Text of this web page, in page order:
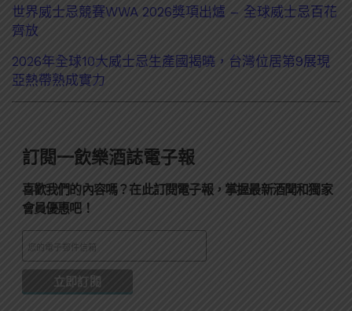
世界威士忌競賽WWA 2026獎項出爐 – 全球威士忌百花
齊放
2026年全球10大威士忌生產國揭曉，台灣位居第9展現
亞熱帶熟成實力
訂閱一飲樂酒誌電子報
喜歡我們的內容嗎？在此訂閱電子報，掌握最新酒聞和獨家
會員優惠吧！